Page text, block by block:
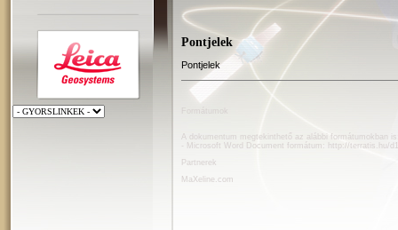
Pontjelek
Pontjelek
A dokumentum megtekinthető az alábbi formátumokban
- Microsoft Word Document formátum:
http://terratis.hu/
Partnerek
MaXeline.com